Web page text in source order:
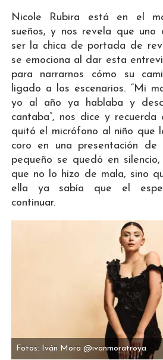
Nicole Rubira está en el
sueños, y nos revela que uno
ser la chica de portada de
se emociona al dar esta
para narrarnos cómo su
ligado a los escenarios. “Mi
yo al año ya hablaba y
cantaba”, nos dice y
quitó el micrófono al niño que
coro en una presentación de
pequeño se quedó en
que no lo hizo de mala, sino
ella ya sabía que el
continuar.
Fotos: Iván Mora @ivanmoratroya